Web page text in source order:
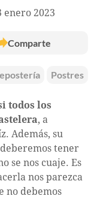
enero 2023
Comparte
Postres
todos los
, a
Además, su
tener
se nos cuaje. Es
nos parezca
no debemos